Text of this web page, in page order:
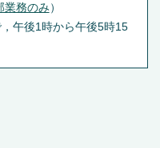
業務のみ）
午後1時から午後5時15